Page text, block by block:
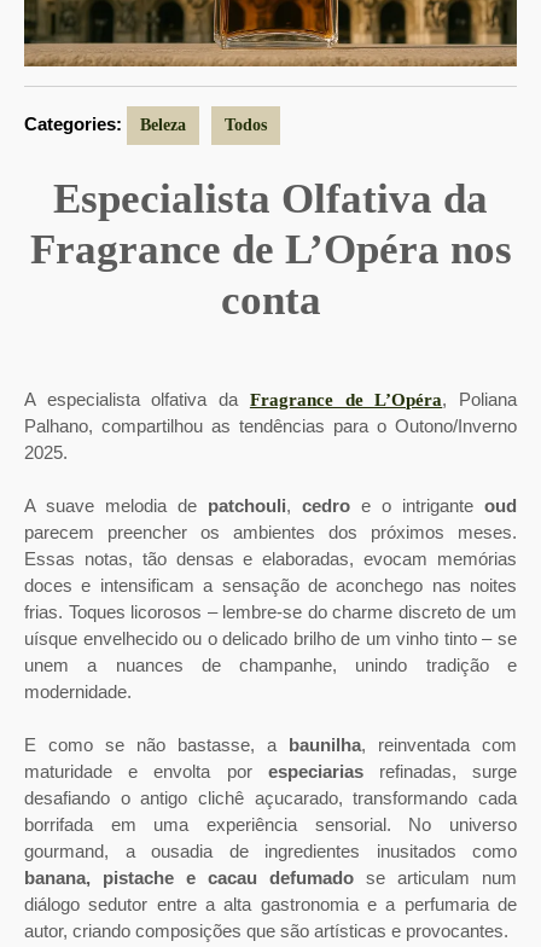
Categories: Beleza Todos
Especialista Olfativa da
Fragrance de L’Opéra nos
conta
A especialista olfativa da Fragrance de L’Opéra, Poliana
Palhano, compartilhou as tendências para o Outono/Inverno
2025.
A suave melodia de patchouli, cedro e o intrigante oud
parecem preencher os ambientes dos próximos meses.
Essas notas, tão densas e elaboradas, evocam memórias
doces e intensificam a sensação de aconchego nas noites
frias. Toques licorosos – lembre-se do charme discreto de um
uísque envelhecido ou o delicado brilho de um vinho tinto – se
unem a nuances de champanhe, unindo tradição e
modernidade.
E como se não bastasse, a baunilha, reinventada com
maturidade e envolta por especiariasrefinadas, surge
desafiando o antigo clichê açucarado, transformando cada
borrifada em uma experiência sensorial. No universo
gourmand, a ousadia de ingredientes inusitados como
banana, pistache e cacau defumado se articulam num
diálogo sedutor entre a alta gastronomia e a perfumaria de
autor, criando composições que são artísticas e provocantes.